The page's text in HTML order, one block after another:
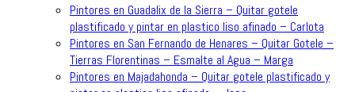
Pintores en Guadalix de la Sierra – Quitar gotele
plastificado y pintar en plastico liso afinado – Carlota
Pintores en San Fernando de Henares – Quitar Gotele –
Tierras Florentinas – Esmalte al Agua – Marga
Pintores en Majadahonda – Quitar gotele plastificado y